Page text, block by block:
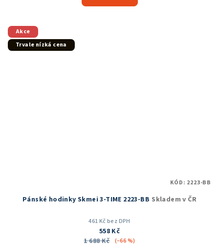
Akce
Trvale nízká cena
Pánské hodinky Skmei 3-TIME 2223-BB Skladem v ČR
461 Kč bez DPH
558 Kč
1 688 Kč
(–66 %)
KÓD: 2223-BB